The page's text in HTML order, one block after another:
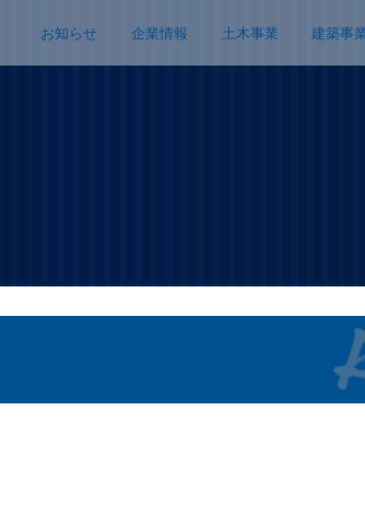
お知らせ 企業情報 土木事業 建築事